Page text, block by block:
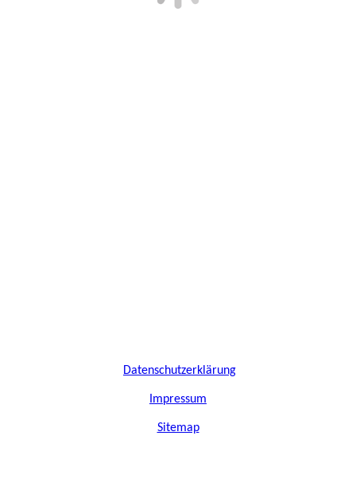
Datenschutzerklärung
Impressum
Sitemap